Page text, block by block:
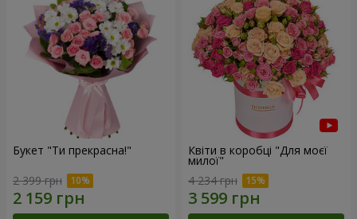
Букет "Ти прекрасна!"
2 399 грн
Квіти в коробці "Для моєї
милої"
4 234 грн